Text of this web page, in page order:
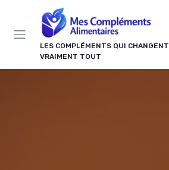
LES COMPLÉMENTS QUI CHANGENT
VRAIMENT TOUT
Panneau de gestion des cookies